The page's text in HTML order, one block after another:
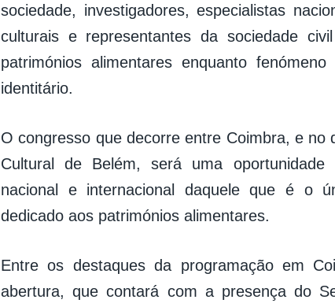
sociedade, investigadores, especialistas
culturais e representantes da sociedade
patrimónios alimentares enquanto
identitário.
O congresso que decorre entre Coimbra, e no
Cultural de Belém, será uma
nacional e internacional daquele que é o
dedicado aos patrimónios alimentares.
Entre os destaques da programação em
abertura, que contará com a presença do